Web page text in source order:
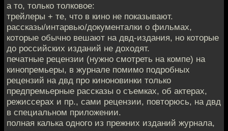
а то, только толковое:
трейлеры + те, что в кино не показывают.
рассказы/интарвью/документалки о фильмах,
которые обычно вешают на двд-издания, но которые
до российских изданий не доходят.
печатные рецензии (нужно смотреть на компе) на
кинопремьеры, в журнале помимо подробных
рецензий на двд про киноновинки только
предпремьерные рассказы о съемках, об актерах,
режиссерах и пр., сами рецензии, повторюсь, на двд
в специальном приложении.
полная калька одного из прежних изданий журнала,